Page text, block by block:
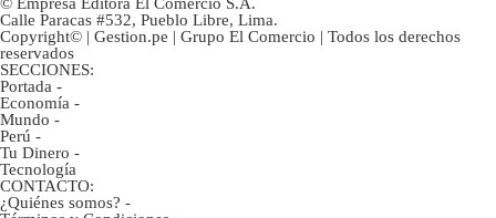
Calle Paracas #532, Pueblo Libre, Lima.
Copyright© | Gestion.pe | Grupo El Comercio | Todos los derechos
reservados
SECCIONES:
Portada -
Economía -
Mundo -
Perú -
Tu Dinero -
Tecnología
CONTACTO:
¿Quiénes somos? -